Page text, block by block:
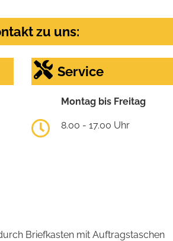
zu uns:
Service
Montag bis Freitag
8.00 - 17.00 Uhr
Briefkasten mit Auftragstaschen